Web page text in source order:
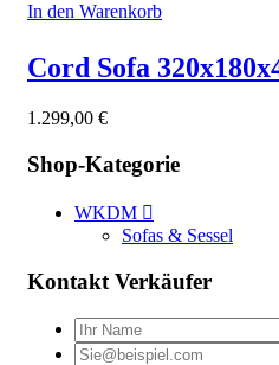
In den Warenkorb
Cord Sofa
1.299,00 €
Shop-Kategorie
WKDM
Sofas & Sessel
Kontakt Verkäufer